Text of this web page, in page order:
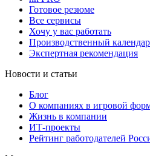
Готовое резюме
Все сервисы
Хочу у вас работать
Производственный
Экспертная рекомендация
Новости и статьи
Блог
О компаниях в игровой
Жизнь в компании
ИТ-проекты
Рейтинг работодателей